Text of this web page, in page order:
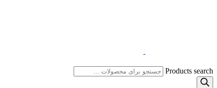
Products search